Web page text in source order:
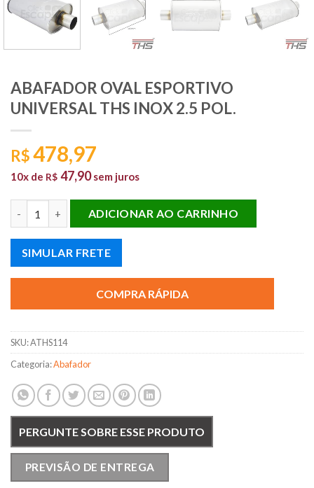
ABAFADOR OVAL ESPORTIVO
UNIVERSAL THS INOX 2.5 POL.
R$478,97
10x de R$ 47,90 sem juros
ADICIONAR AO CARRINHO
SIMULAR FRETE
COMPRA RÁPIDA
SKU:ATHS114
Categoria:Abafador
PERGUNTE SOBRE ESSE PRODUTO
PREVISÃO DE ENTREGA